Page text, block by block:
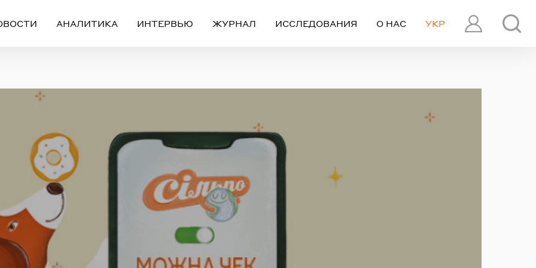
ПРОФИЛЬ
УКР
АНАЛИТИКА ИНТЕРВЬЮ ЖУРНАЛ ИССЛЕДОВАНИЯ О НАС
ЧЕРЕЗ СОЦИАЛЬНЫЕ СЕТИ
FACEBOOK GOOGLE